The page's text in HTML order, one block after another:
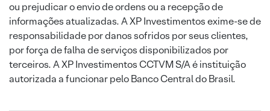
ou prejudicar o envio de ordens ou a recepção de
informações atualizadas. A XP Investimentos exime-se de
responsabilidade por danos sofridos por seus clientes,
por força de falha de serviços disponibilizados por
terceiros. A XP Investimentos CCTVM S/A é instituição
autorizada a funcionar pelo Banco Central do Brasil.